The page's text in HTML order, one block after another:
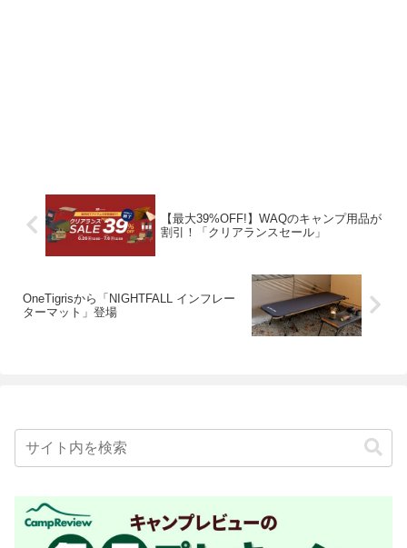
【最大39%OFF!】WAQのキャンプ用品が
割引！「クリアランスセール」
OneTigrisから「NIGHTFALL インフレー
ターマット」登場